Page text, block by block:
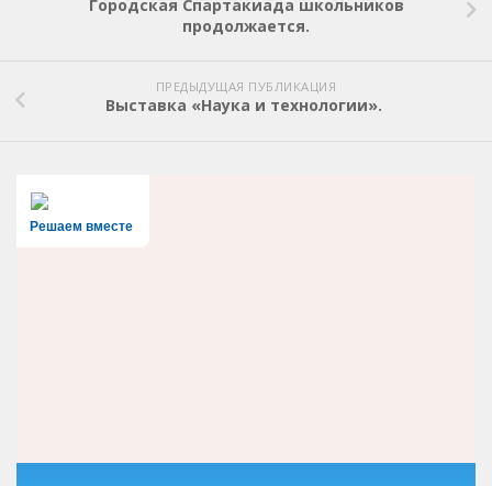
Городская Спартакиада школьников
продолжается.
ПРЕДЫДУЩАЯ ПУБЛИКАЦИЯ
Выставка «Наука и технологии».
Решаем вместе